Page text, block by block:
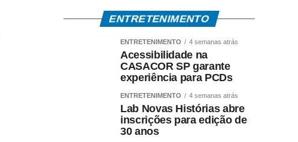
ENTRETENIMENTO
ENTRETENIMENTO 4 semanas atrás
Acessibilidade na
CASACOR SP garante
experiência para PCDs
ENTRETENIMENTO 4 semanas atrás
Lab Novas Histórias abre
inscrições para edição de
30 anos